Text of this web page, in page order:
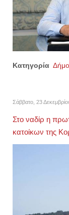
Κατηγορία
Σάββατο, 23
Στο ναδίρ η
κατοίκων της